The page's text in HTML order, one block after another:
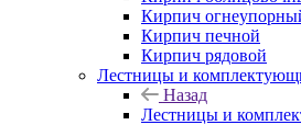
Кирпич
Кирпич печной
Кирпич рядовой
Лестницы и
Назад
Лестницы и